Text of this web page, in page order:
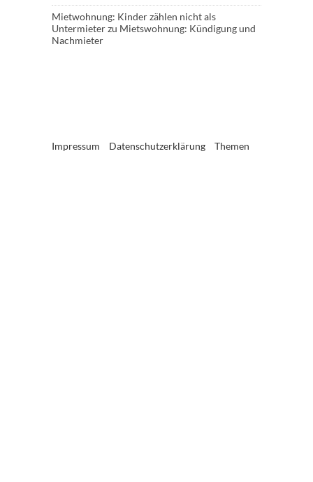
Mietwohnung: Kinder zählen nicht als
Untermieterzu Mietswohnung: Kündigung und
Nachmieter
Impressum Datenschutzerklärung Themen